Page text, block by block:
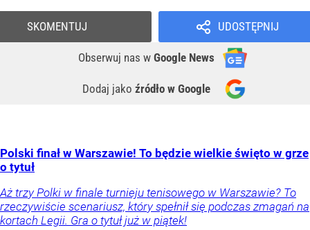
UDOSTĘPNIJ
Obserwuj nas w Google News
Dodaj jako źródło w Google
SKOMENTUJ
Polski finał w Warszawie! To będzie wielkie święto w grze
o tytuł
Aż trzy Polki w finale turnieju tenisowego w Warszawie? To
rzeczywiście scenariusz, który spełnił się podczas zmagań na
kortach Legii. Gra o tytuł już w piątek!